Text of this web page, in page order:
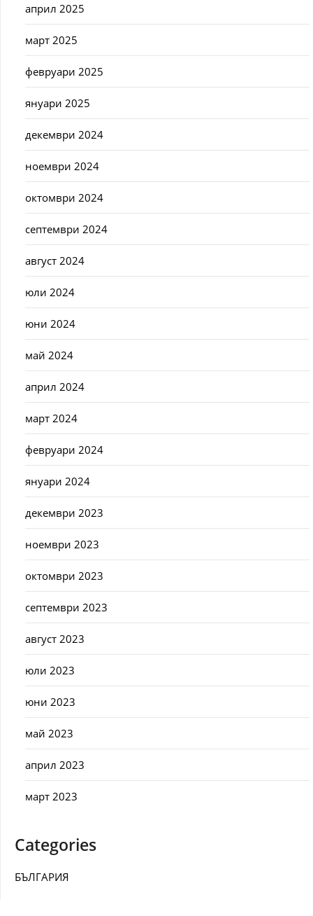
април 2025
март 2025
февруари 2025
януари 2025
декември 2024
ноември 2024
октомври 2024
септември 2024
август 2024
юли 2024
юни 2024
май 2024
април 2024
март 2024
февруари 2024
януари 2024
декември 2023
ноември 2023
октомври 2023
септември 2023
август 2023
юли 2023
юни 2023
май 2023
април 2023
март 2023
Categories
БЪЛГАРИЯ